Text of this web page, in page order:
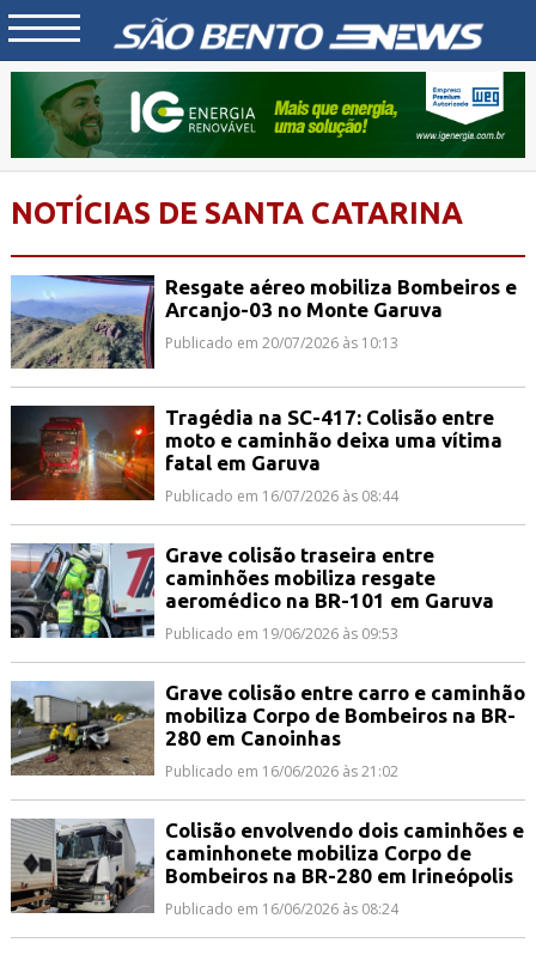
NOTÍCIAS DE SANTA CATARINA
Resgate aéreo mobiliza Bombeiros e
Arcanjo-03 no Monte Garuva
Publicado em 20/07/2026 às 10:13
Tragédia na SC-417: Colisão entre
moto e caminhão deixa uma vítima
fatal em Garuva
Publicado em 16/07/2026 às 08:44
Grave colisão traseira entre
caminhões mobiliza resgate
aeromédico na BR-101 em Garuva
Publicado em 19/06/2026 às 09:53
Grave colisão entre carro e caminhão
mobiliza Corpo de Bombeiros na BR-
280 em Canoinhas
Publicado em 16/06/2026 às 21:02
Colisão envolvendo dois caminhões e
caminhonete mobiliza Corpo de
Bombeiros na BR-280 em Irineópolis
Publicado em 16/06/2026 às 08:24